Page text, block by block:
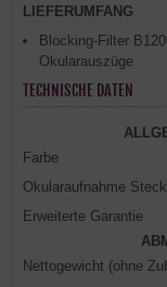
LIEFERUMFANG
Blocking-Filter
Okularauszüge
TECHNISCHE DATEN
Farbe
Okularaufnahme
Erweiterte Garantie
Nettogewicht (ohne